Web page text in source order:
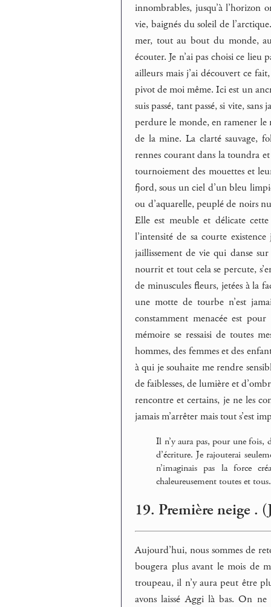
innombrables, jusqu’à
vie, baignés du soleil de
mer, tout au bout du monde,
écouter. Je n’ai pas choisi ce lieu
ailleurs mais j’ai découvert ce
pivot de moi même. Ici est un
suis passé, tant passé, si vite,
perdure le monde, en ramener
de la mine. La clarté sauvage,
rennes courant dans la toundra
tournoiement des mouettes et
fjord, sous un ciel d’un bleu
ou d’aquarelle, peuplé de noirs
Elle est meuble et délicate
l’intensité de sa courte
jaillissement de vie qui danse
nourrit et tout cela se percute,
de minuscules fleurs, jetées à la
une motte de tourbe n’est
constamment menacée est
mémoire se ressaisi de toutes
hommes, des femmes et des
à qui je souhaite me rendre
de faiblesses, de lumière et
rencontre et certains, je ne les
jamais m’arrêter mais tout s’est
Il n’y aura pas, pour une fois,
d’écriture. Je rajouterai
n’imaginais pas la force
chaleureusement toutes et
19. Première neige .
Aujourd’hui, nous sommes de
bougera plus avant le mois de
troupeau, il n’y aura peut être
avons laissé Aggi là bas. On